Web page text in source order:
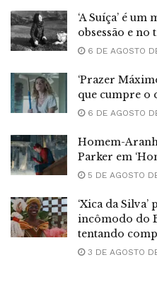
‘A Suíça’ é
obsessão e no
6 DE AGOSTO
‘Prazer
que cumpre o
6 DE AGOSTO
Homem-
Parker em
5 DE AGOSTO
‘Xica da
incômodo do
tentando
3 DE AGOSTO